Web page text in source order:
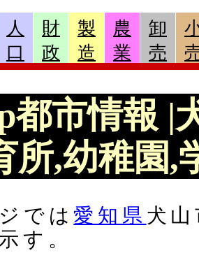
人
口
財
政
製
造
農
業
卸
売
都市情報 |
所,幼稚園,
では 愛知県 犬
す。